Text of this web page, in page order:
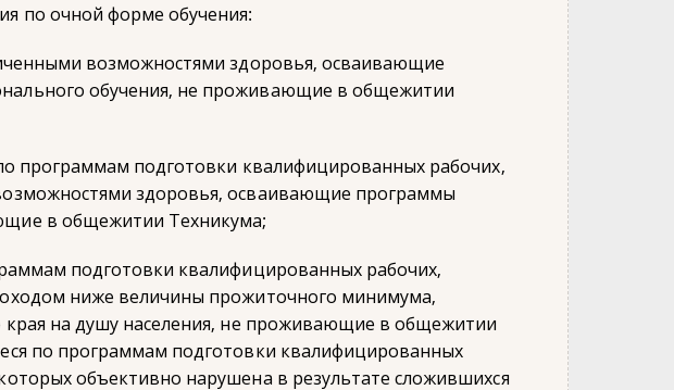
по очной форме обучения:
возможностями здоровья, осваивающие
обучения, не проживающие в общежитии
программам подготовки квалифицированных рабочих,
здоровья, осваивающие программы
в общежитии Техникума;
подготовки квалифицированных рабочих,
ниже величины прожиточного минимума,
края на душу населения, не проживающие в общежитии
по программам подготовки квалифицированных
объективно нарушена в результате сложившихся